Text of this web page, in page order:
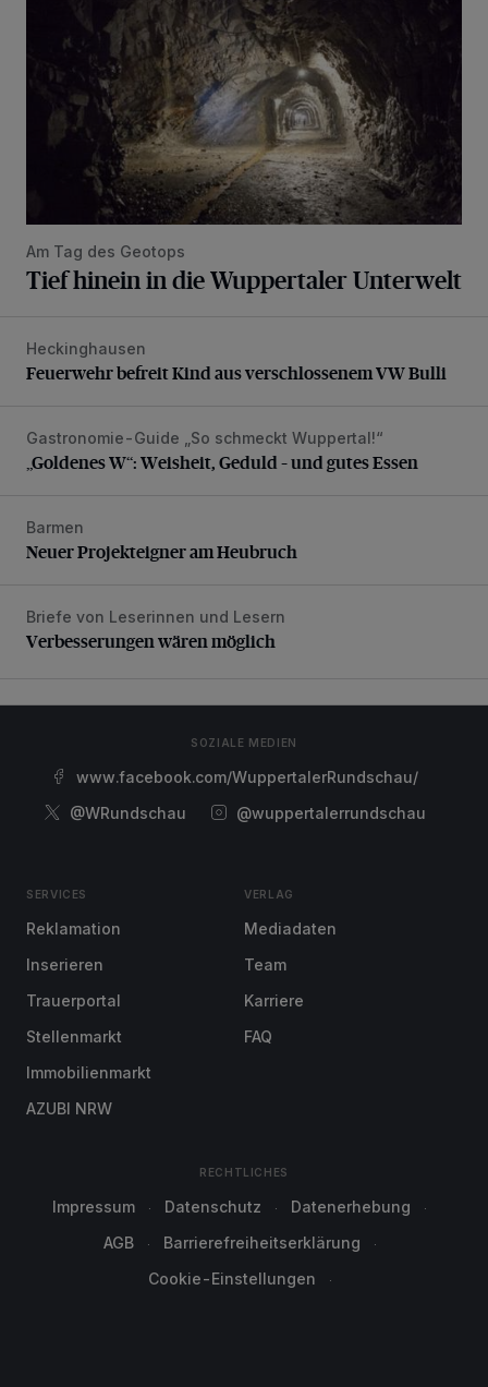
Am Tag des Geotops
Tief hinein in die Wuppertaler Unterwelt
Feuerwehr befreit Kind aus verschlossenem VW Bulli
Heckinghausen
Feuerwehr befreit Kind aus verschlossenem VW Bulli
„Goldenes W“: Weisheit, Geduld – und gutes Essen
Gastronomie-Guide „So schmeckt Wuppertal!“
„Goldenes W“: Weisheit, Geduld – und gutes Essen
Neuer Projekteigner am Heubruch
Barmen
Neuer Projekteigner am Heubruch
Verbesserungen wären möglich
Briefe von Leserinnen und Lesern
Verbesserungen wären möglich
SOZIALE MEDIEN
www.facebook.com/WuppertalerRundschau/
@WRundschau
@wuppertalerrundschau
SERVICES
Reklamation
Inserieren
Trauerportal
Stellenmarkt
Immobilienmarkt
AZUBI NRW
VERLAG
Mediadaten
Team
Karriere
FAQ
RECHTLICHES
Impressum Datenschutz
Datenerhebung
AGB
Barrierefreiheitserklärung
Cookie-Einstellungen